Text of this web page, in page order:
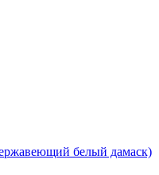
белый дамаск)